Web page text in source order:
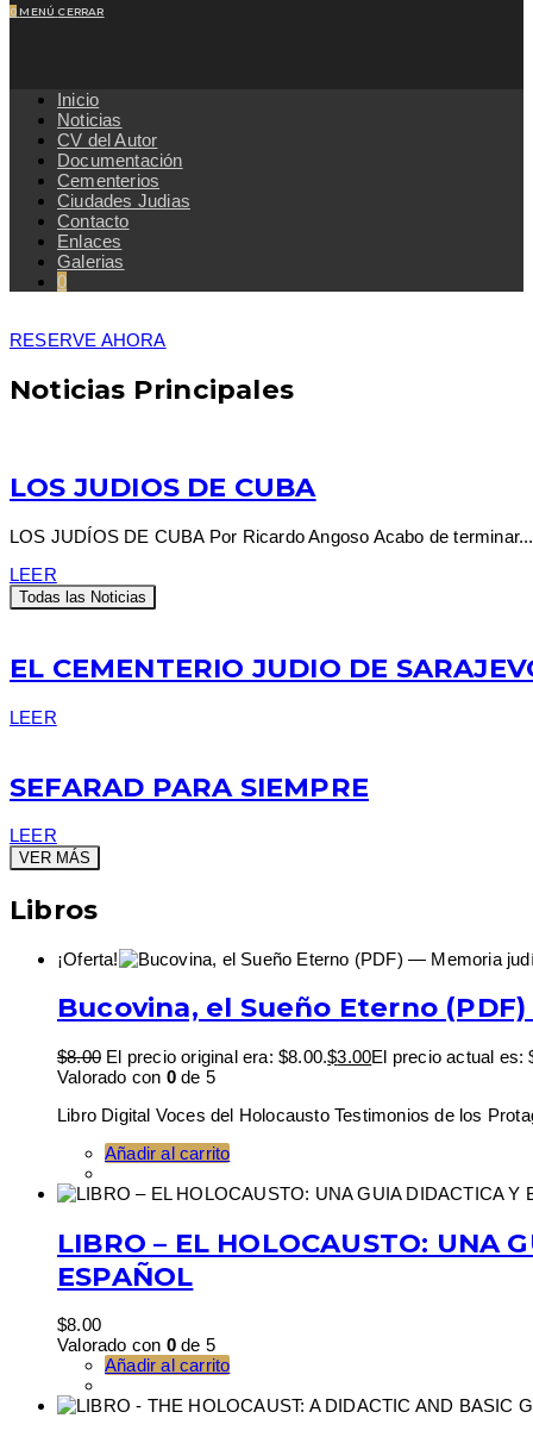
0 MENÚ CERRAR
Inicio
Noticias
CV del Autor
Documentación
Cementerios
Ciudades Judias
Contacto
Enlaces
Galerias
0
RESERVE AHORA
Noticias Principales
LOS JUDIOS DE CUBA
LOS JUDÍOS DE CUBA Por Ricardo Angoso Acabo de terminar...
LEER
Todas las Noticias
EL CEMENTERIO JUDIO DE
LEER
SEFARAD PARA SIEMPRE
LEER
VER MÁS
Libros
¡Oferta!
Bucovina, el Sueño Eterno
$8.00 El precio original era: $8.00.$3.00El precio actual es:
Valorado con 0de 5
Libro Digital Voces del Holocausto Testimonios de los
Añadir al carrito
LIBRO – EL HOLOCAUSTO: UNA
ESPAÑOL
$8.00
Valorado con 0de 5
Añadir al carrito